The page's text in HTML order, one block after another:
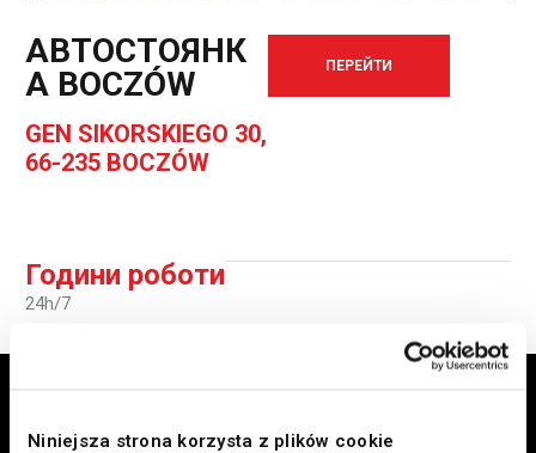
Niniejsza strona korzysta z plików cookie
АВТОСТОЯНК
А BOCZÓW
GEN SIKORSKIEGO 30,
66-235 BOCZÓW
ПЕРЕЙТИ
Години роботи
24h/7